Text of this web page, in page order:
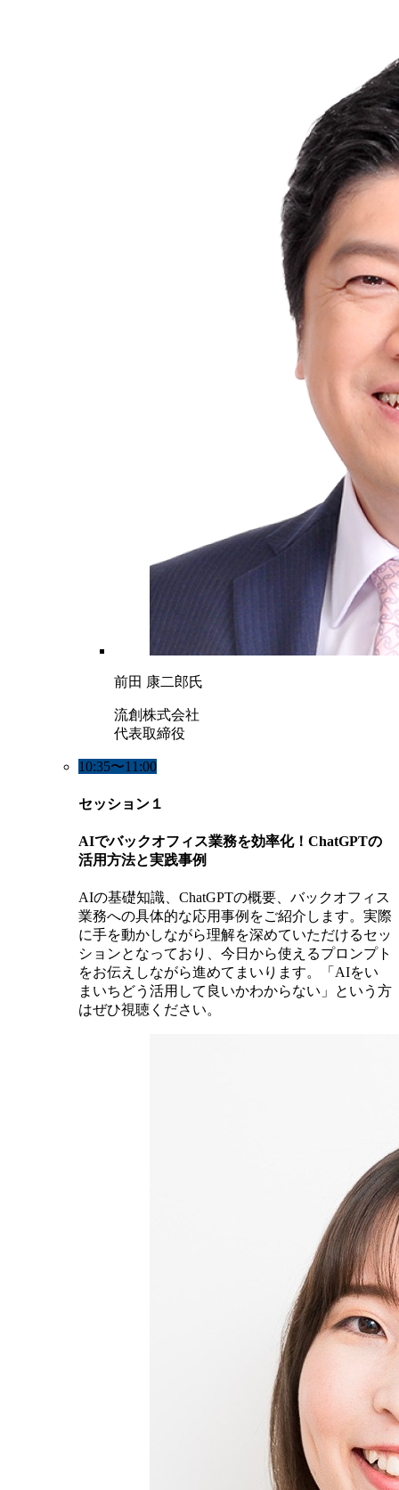
前田 康二郎氏
流創株式会社
代表取締役
10:35〜11:00
セッション１
AIでバックオフィス業務を効率化！ChatGPTの
活用方法と実践事例
AIの基礎知識、ChatGPTの概要、バックオフィス
業務への具体的な応用事例をご紹介します。実際
に手を動かしながら理解を深めていただけるセッ
ションとなっており、今日から使えるプロンプト
をお伝えしながら進めてまいります。「AIをい
まいちどう活用して良いかわからない」という方
はぜひ視聴ください。